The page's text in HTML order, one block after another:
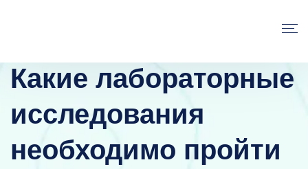
Какие лабораторные
исследования
необходимо пройти